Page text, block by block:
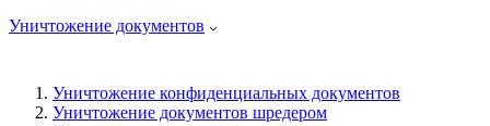
Уничтожение документов
Уничтожение конфиденциальных документов
Уничтожение документов шредером